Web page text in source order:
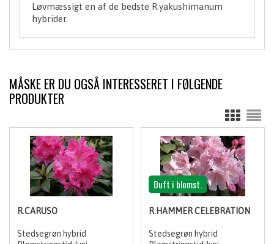
Løvmæssigt en af de bedste R.yakushimanum
hybrider.
MÅSKE ER DU OGSÅ INTERESSERET I FØLGENDE
PRODUKTER
R.CARUSO
Stedsegrøn hybrid
Duft i blomst.
R.HAMMER CELEBRATION
Stedsegrøn hybrid